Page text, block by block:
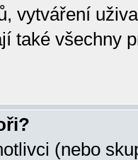
vytváření
také všechny
(nebo